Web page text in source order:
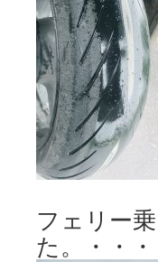
フェリー
た。・・・